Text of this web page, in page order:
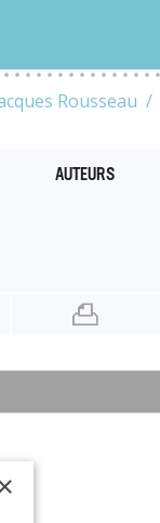
Rousseau
AUTEURS